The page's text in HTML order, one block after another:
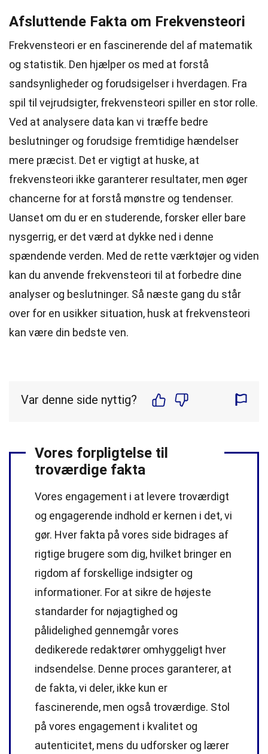
Afsluttende Fakta om Frekvensteori
Frekvensteori er en fascinerende del af matematik
og statistik. Den hjælper os med at forstå
sandsynligheder og forudsigelser i hverdagen. Fra
spil til vejrudsigter, frekvensteori spiller en stor rolle.
Ved at analysere data kan vi træffe bedre
beslutninger og forudsige fremtidige hændelser
mere præcist. Det er vigtigt at huske, at
frekvensteori ikke garanterer resultater, men øger
chancerne for at forstå mønstre og tendenser.
Uanset om du er en studerende, forsker eller bare
nysgerrig, er det værd at dykke ned i denne
spændende verden. Med de rette værktøjer og viden
kan du anvende frekvensteori til at forbedre dine
analyser og beslutninger. Så næste gang du står
over for en usikker situation, husk at frekvensteori
kan være din bedste ven.
Var denne side nyttig?
Vores forpligtelse til
troværdige fakta
Vores engagement i at levere troværdigt
og engagerende indhold er kernen i det, vi
gør. Hver fakta på vores side bidrages af
rigtige brugere som dig, hvilket bringer en
rigdom af forskellige indsigter og
informationer. For at sikre de højeste
standarder for nøjagtighed og
pålidelighed gennemgår vores
dedikerede redaktører omhyggeligt hver
indsendelse. Denne proces garanterer, at
de fakta, vi deler, ikke kun er
fascinerende, men også troværdige. Stol
på vores engagement i kvalitet og
autenticitet, mens du udforsker og lærer